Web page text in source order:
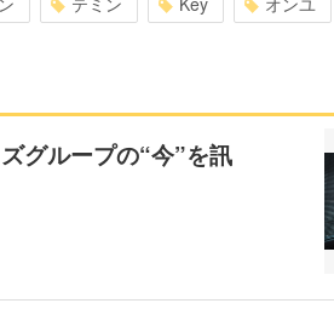
グループの“今”を訊